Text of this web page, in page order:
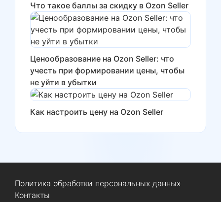
Что такое баллы за скидку в Ozon Seller
Ценообразование на Ozon Seller: что
учесть при формировании цены, чтобы
не уйти в убытки
Как настроить цену на Ozon Seller
Политика обработки персональных данных
Контакты